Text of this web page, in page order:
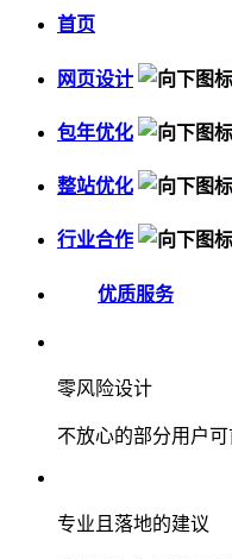
首页
网页设计
包年优化
整站优化
行业合作
优质服务
零风险设计
不放心的部分用户
专业且落地的建议